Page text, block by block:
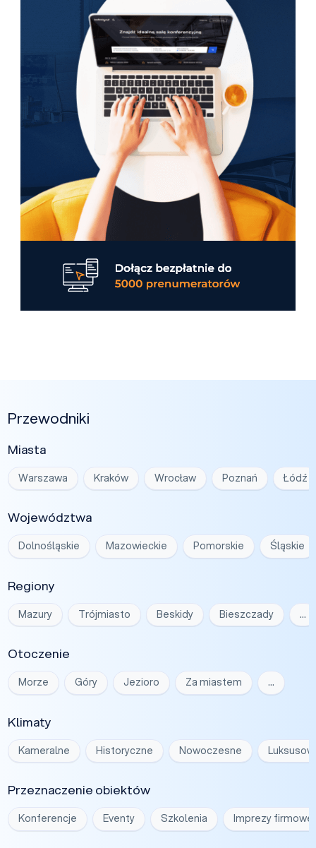
Przewodniki
Miasta
Warszawa Kraków Wrocław Poznań Łódź
Województwa
Dolnośląskie Mazowieckie Pomorskie Śląskie
Regiony
Mazury Trójmiasto Beskidy Bieszczady …
Otoczenie
Morze Góry Jezioro Za miastem …
Klimaty
Kameralne Historyczne Nowoczesne
Przeznaczenie obiektów
Konferencje Eventy Szkolenia Imprezy firmowe